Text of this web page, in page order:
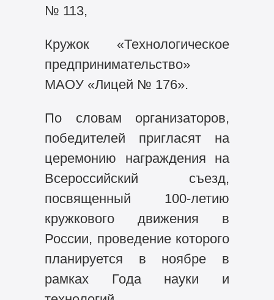
№ 113,
Кружок «Технологическое
предпринимательство»
МАОУ «Лицей № 176».
По словам организаторов,
победителей пригласят на
церемонию награждения на
Всероссийский съезд,
посвященный 100-летию
кружкового движения в
России, проведение которого
планируется в ноябре в
рамках Года науки и